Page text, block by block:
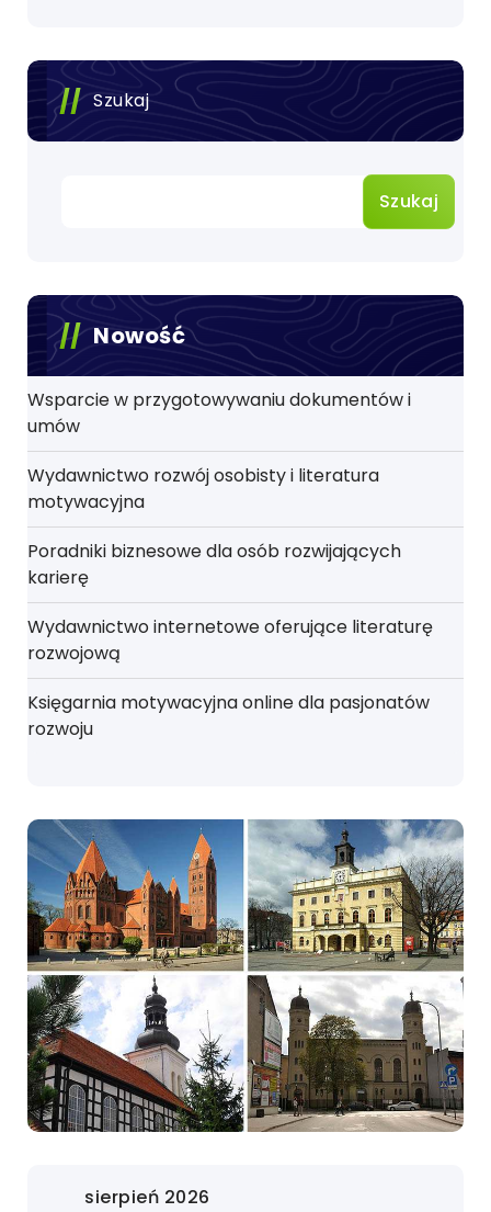
Szukaj
Szukaj
Nowość
Wsparcie w przygotowywaniu dokumentów i
umów
Wydawnictwo rozwój osobisty i literatura
motywacyjna
Poradniki biznesowe dla osób rozwijających
karierę
Wydawnictwo internetowe oferujące literaturę
rozwojową
Księgarnia motywacyjna online dla pasjonatów
rozwoju
sierpień 2026